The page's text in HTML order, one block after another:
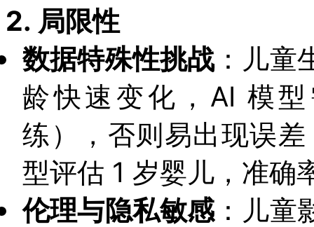
2. 局限性
数据特殊性挑战：儿童
龄快速变化，AI 模
练），否则易出现误
型评估 1 岁婴儿，准确
伦理与隐私敏感 ：儿